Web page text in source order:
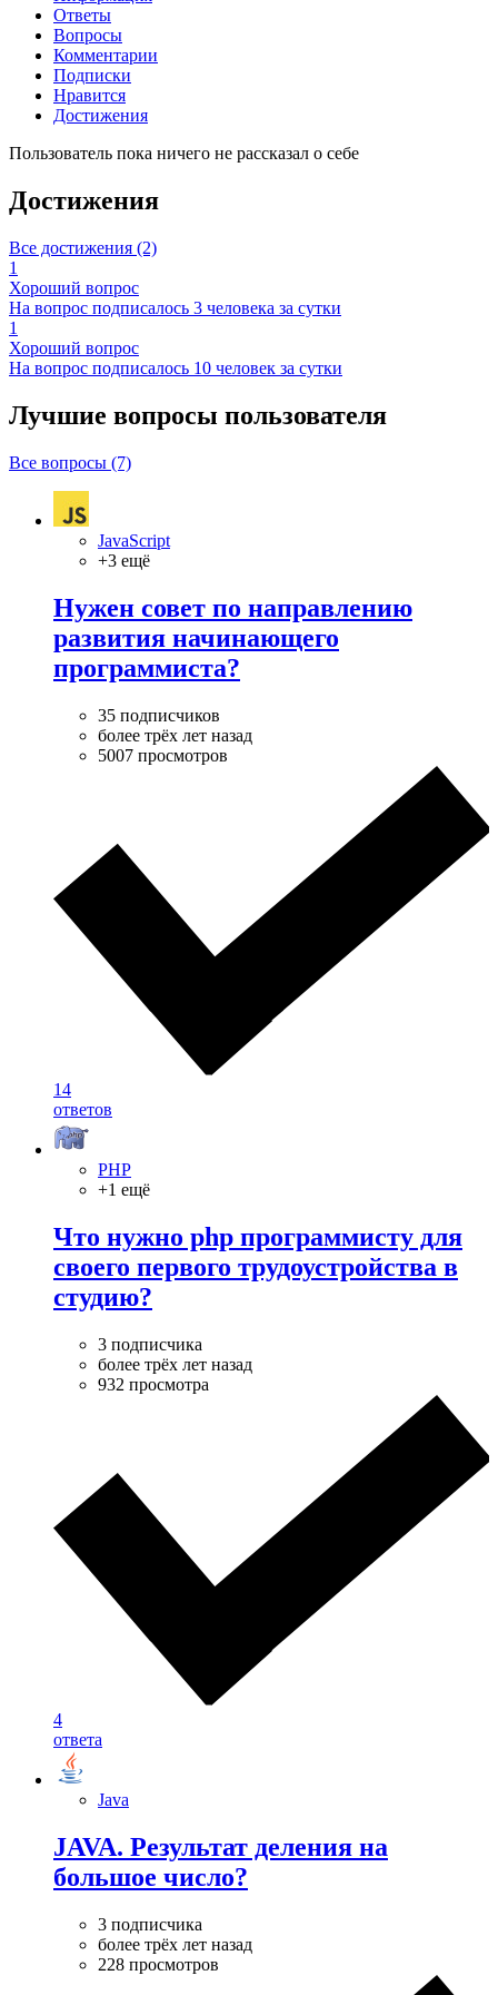
Ответы
Вопросы
Комментарии
Подписки
Нравится
Достижения
Пользователь пока ничего не рассказал о себе
Достижения
Все достижения (2)
1
Хороший вопрос
На вопрос подписалось 3 человека за сутки
1
Хороший вопрос
На вопрос подписалось 10 человек за сутки
Лучшие вопросы пользователя
Все вопросы (7)
JavaScript
+3 ещё
Нужен совет по направлению
развития начинающего
программиста?
35 подписчиков
более трёх лет назад
5007 просмотров
14
ответов
PHP
+1 ещё
Что нужно php программисту для
своего первого трудоустройства в
студию?
3 подписчика
более трёх лет назад
932 просмотра
4
ответа
Java
JAVA. Результат деления на
большое число?
3 подписчика
более трёх лет назад
228 просмотров